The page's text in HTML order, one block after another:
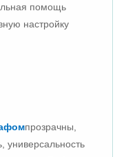
помощь
настройку
прозрачны,
универсальность